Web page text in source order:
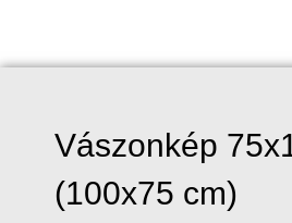
Vászonkép
(100x75 cm)